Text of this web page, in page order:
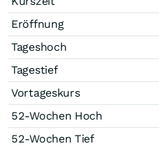
Eröffnung
Tageshoch
Tagestief
Vortageskurs
52-Wochen Hoch
52-Wochen Tief